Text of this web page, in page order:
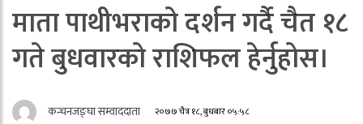
माता पाथीभराको दर्शन गर्दै चैत १८
गते बुधवारको राशिफल हेर्नुहोस।
कन्चनजङ्घा सम्वाददाता २०७७ चैत्र १८, बुधबार ०५:५८